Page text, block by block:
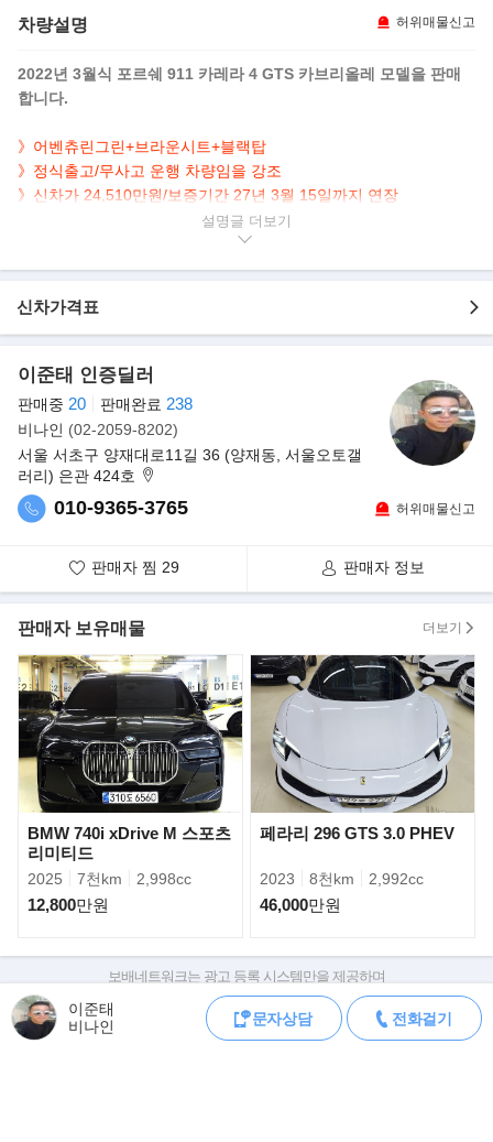
차량설명 허위매물신고
2022년 3월식 포르쉐 911 카레라 4 GTS 카브리올레 모델을 판매
합니다.
》어벤츄린그린+브라운시트+블랙탑
》 정식출고/무사고 운행 차량임을 강조
》 신차가 24,510만원/보증기간 27년 3월 15일까지 연장
- 실주행 17,800km
- 연식대비 짧은주행
- 보증기간 27년 3월 15일
- 강렬한 어벤츄린그린 바디
- 깔끔하게 관리된 내/외관 보유
- 4륜구동+3.0L 6기통 고성능 GTS 오픈탑
▶옵션내역
설명글
신차가격표
이준태 인증딜러
판매중 20 판매완료 238
비나인 (02-2059-8202)
서울 서초구 양재대로11길 36 (양재동, 서울오토갤
러리) 은관 424호
010-9365-3765 허위매물신고
판매자 찜 29 판매자 정보
판매자 보유매물 더보기
BMW 740i xDrive M 스포츠
리미티드
2025 7천km 2,998cc
12,800만원
페라리 296 GTS 3.0 PHEV
2023 8천km 2,992cc
46,000만원
이준태
비나인
문자상담 전화걸기
보배네트워크는 광고 등록 시스템만을 제공하며
판매자가 직접 등록한 내용에 대한 모든 책임은 판매자에게 있습니다.
차량 구매 시 차량등록증, 성능점검기록부, 실제 차량 상태,
차대번호 조회로 직접 정보를 확인하세요.